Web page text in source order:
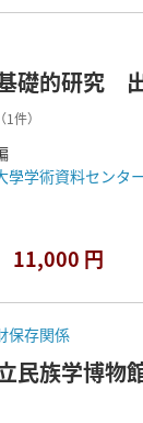
礎的研究
（1件）
學学術資料センタ
11,000 円
保存関係
民族学博